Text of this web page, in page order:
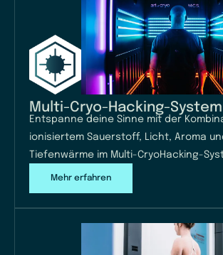
Multi-Cryo-Hacking-System
Entspanne deine Sinne mit der
ionisiertem Sauerstoff, Licht, Aroma
Tiefenwärme im Multi-CryoHacking-
Mehr erfahren